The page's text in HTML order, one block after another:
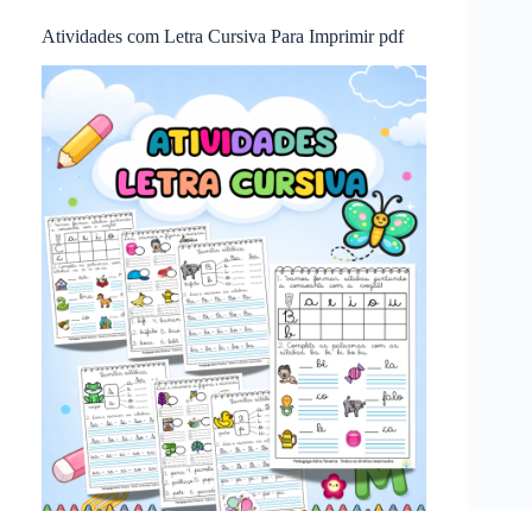
Atividades com Letra Cursiva Para Imprimir pdf